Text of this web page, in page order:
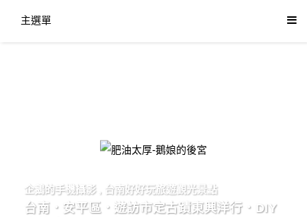
主選單
肥油太厚-鵝娘的後宮
企鵝的手機攝影 台南好好玩旅遊觀光景點
台南．安平區．遊訪市定古蹟東興洋行．DIY